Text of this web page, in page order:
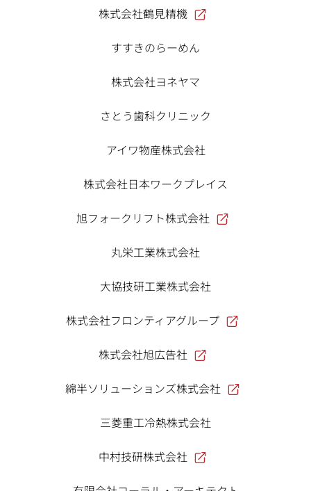
株式会社鶴見精機
すすきのらーめん
株式会社ヨネヤマ
さとう歯科クリニック
アイワ物産株式会社
株式会社日本ワークプレイス
旭フォークリフト株式会社
丸栄工業株式会社
大協技研工業株式会社
株式会社フロンティアグループ
株式会社旭広告社
綿半ソリューションズ株式会社
三菱重工冷熱株式会社
中村技研株式会社